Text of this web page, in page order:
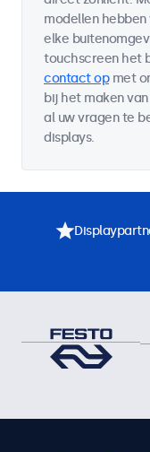
modellen
elke
touchscreen het
contact opmet
bij het maken
al uw vragen te
displays.